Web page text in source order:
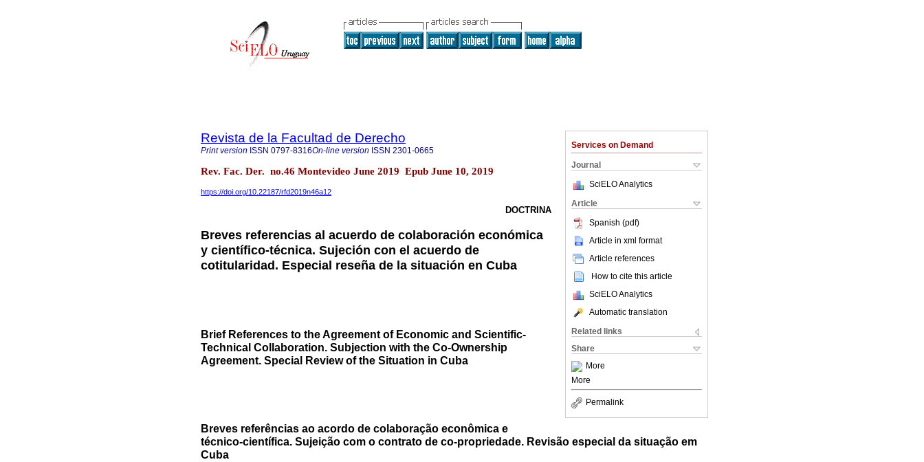
Services on Demand
Journal
SciELO Analytics
Article
Spanish (pdf)
Article in xml format
Article references
How to cite this article
SciELO Analytics
Automatic translation
Related links
Share
More
More
Permalink
Revista de la Facultad de Derecho
Print version ISSN 0797-8316On-line version ISSN 2301-0665
Rev. Fac. Der. no.46 Montevideo June 2019 Epub June 10, 2019
https://doi.org/10.22187/rfd2019n46a12
DOCTRINA
Breves referencias al acuerdo de colaboración económica
y científico-técnica. Sujeción con el acuerdo de
cotitularidad. Especial reseña de la situación en Cuba
Brief References to the Agreement of Economic and Scientific-
Technical Collaboration. Subjection with the Co-Ownership
Agreement. Special Review of the Situation in Cuba
Breves referências ao acordo de colaboração econômica e
técnico-científica. Sujeição com o contrato de co-propriedade. Revisão especial da situação em
Cuba